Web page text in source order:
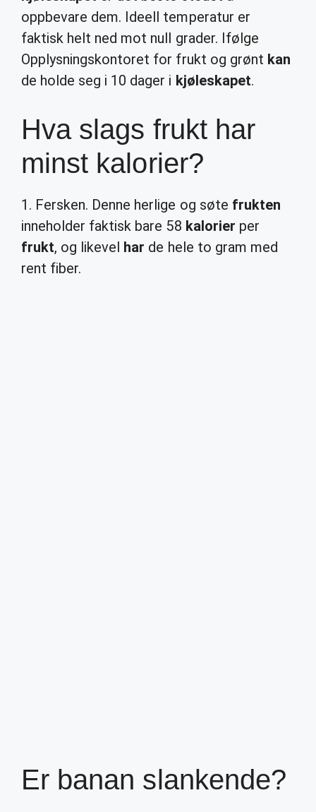
oppbevare dem. Ideell temperatur er
faktisk helt ned mot null grader. Ifølge
Opplysningskontoret for frukt og grønt kan
de holde seg i 10 dager i kjøleskapet.
Hva slags frukt har
minst kalorier?
1. Fersken. Denne herlige og søte frukten
inneholder faktisk bare 58 kalorier per
frukt, og likevel har de hele to gram med
rent fiber.
Er banan slankende?